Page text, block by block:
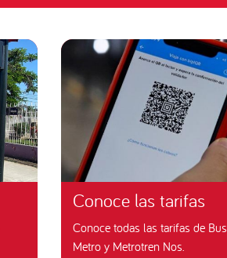
Conoce las tarifas
Conoce todas las tarifas de Bus,
Metro y Metrotren Nos.